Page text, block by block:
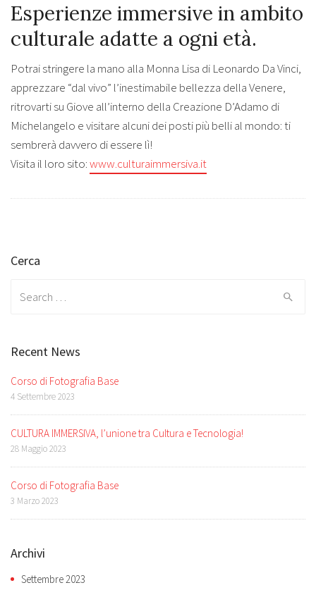
Esperienze immersive in ambito
culturale adatte a ogni età.
Potrai stringere la mano alla Monna Lisa di Leonardo Da Vinci,
apprezzare “dal vivo” l’inestimabile bellezza della Venere,
ritrovarti su Giove all’interno della Creazione D’Adamo di
Michelangelo e visitare alcuni dei posti più belli al mondo: ti
sembrerà davvero di essere lì!
Visita il loro sito:www.culturaimmersiva.it
Cerca
Recent News
Corso di Fotografia Base
4 Settembre 2023
CULTURA IMMERSIVA, l’unione tra Cultura e Tecnologia!
28 Maggio 2023
Corso di Fotografia Base
3 Marzo 2023
Archivi
Settembre 2023